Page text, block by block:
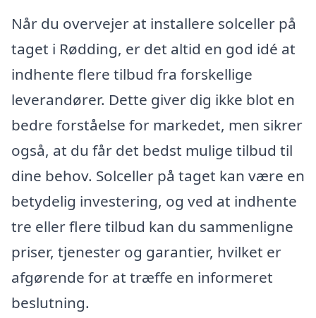
Når du overvejer at installere solceller på
taget i Rødding, er det altid en god idé at
indhente flere tilbud fra forskellige
leverandører. Dette giver dig ikke blot en
bedre forståelse for markedet, men sikrer
også, at du får det bedst mulige tilbud til
dine behov. Solceller på taget kan være en
betydelig investering, og ved at indhente
tre eller flere tilbud kan du sammenligne
priser, tjenester og garantier, hvilket er
afgørende for at træffe en informeret
beslutning.